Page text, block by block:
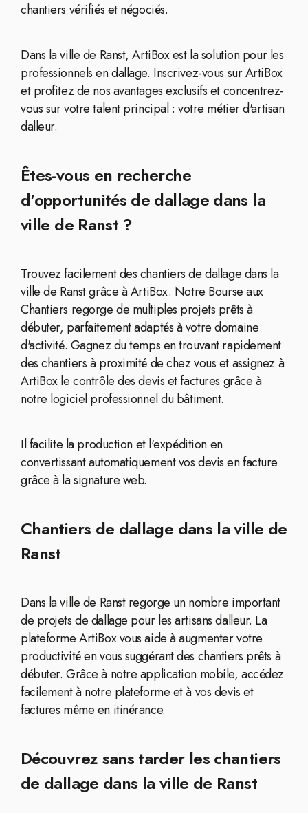
chantiers vérifiés et négociés.
Dans la ville de Ranst, ArtiBox est la solution pour les
professionnels en dallage. Inscrivez-vous sur ArtiBox
et profitez de nos avantages exclusifs et concentrez-
vous sur votre talent principal : votre métier d'artisan
dalleur.
Êtes-vous en recherche
d'opportunités de dallage dans la
ville de Ranst ?
Trouvez facilement des chantiers de dallage dans la
ville de Ranst grâce à ArtiBox. Notre Bourse aux
Chantiers regorge de multiples projets prêts à
débuter, parfaitement adaptés à votre domaine
d'activité. Gagnez du temps en trouvant rapidement
des chantiers à proximité de chez vous et assignez à
ArtiBox le contrôle des devis et factures grâce à
notre logiciel professionnel du bâtiment.
Il facilite la production et l'expédition en
convertissant automatiquement vos devis en facture
grâce à la signature web.
Chantiers de dallage dans la ville de
Ranst
Dans la ville de Ranst regorge un nombre important
de projets de dallage pour les artisans dalleur. La
plateforme ArtiBox vous aide à augmenter votre
productivité en vous suggérant des chantiers prêts à
débuter. Grâce à notre application mobile, accédez
facilement à notre plateforme et à vos devis et
factures même en itinérance.
Découvrez sans tarder les chantiers
de dallage dans la ville de Ranst